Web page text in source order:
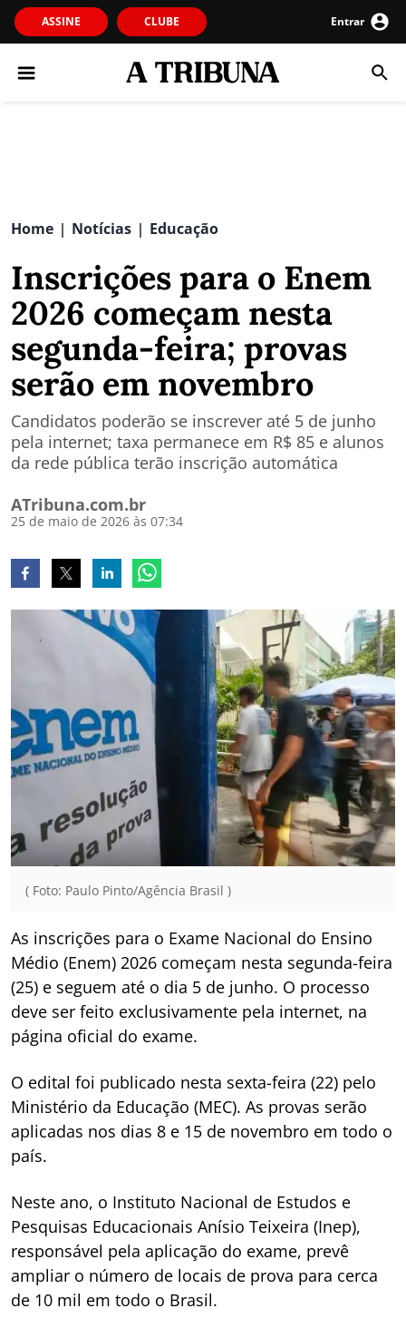
ASSINE CLUBE Entrar
Home | Notícias | Educação
Inscrições para o Enem
2026 começam nesta
segunda-feira; provas
serão em novembro
Candidatos poderão se inscrever até 5 de junho
pela internet; taxa permanece em R$ 85 e alunos
da rede pública terão inscrição automática
ATribuna.com.br
25 de maio de 2026 às 07:34
( Foto: Paulo Pinto/Agência Brasil )
As inscrições para o Exame Nacional do Ensino
Médio (Enem) 2026 começam nesta segunda-feira
(25) e seguem até o dia 5 de junho. O processo
deve ser feito exclusivamente pela internet, na
página oficial do exame.
O edital foi publicado nesta sexta-feira (22) pelo
Ministério da Educação (MEC). As provas serão
aplicadas nos dias 8 e 15 de novembro em todo o
país.
Neste ano, o Instituto Nacional de Estudos e
Pesquisas Educacionais Anísio Teixeira (Inep),
responsável pela aplicação do exame, prevê
ampliar o número de locais de prova para cerca
de 10 mil em todo o Brasil.